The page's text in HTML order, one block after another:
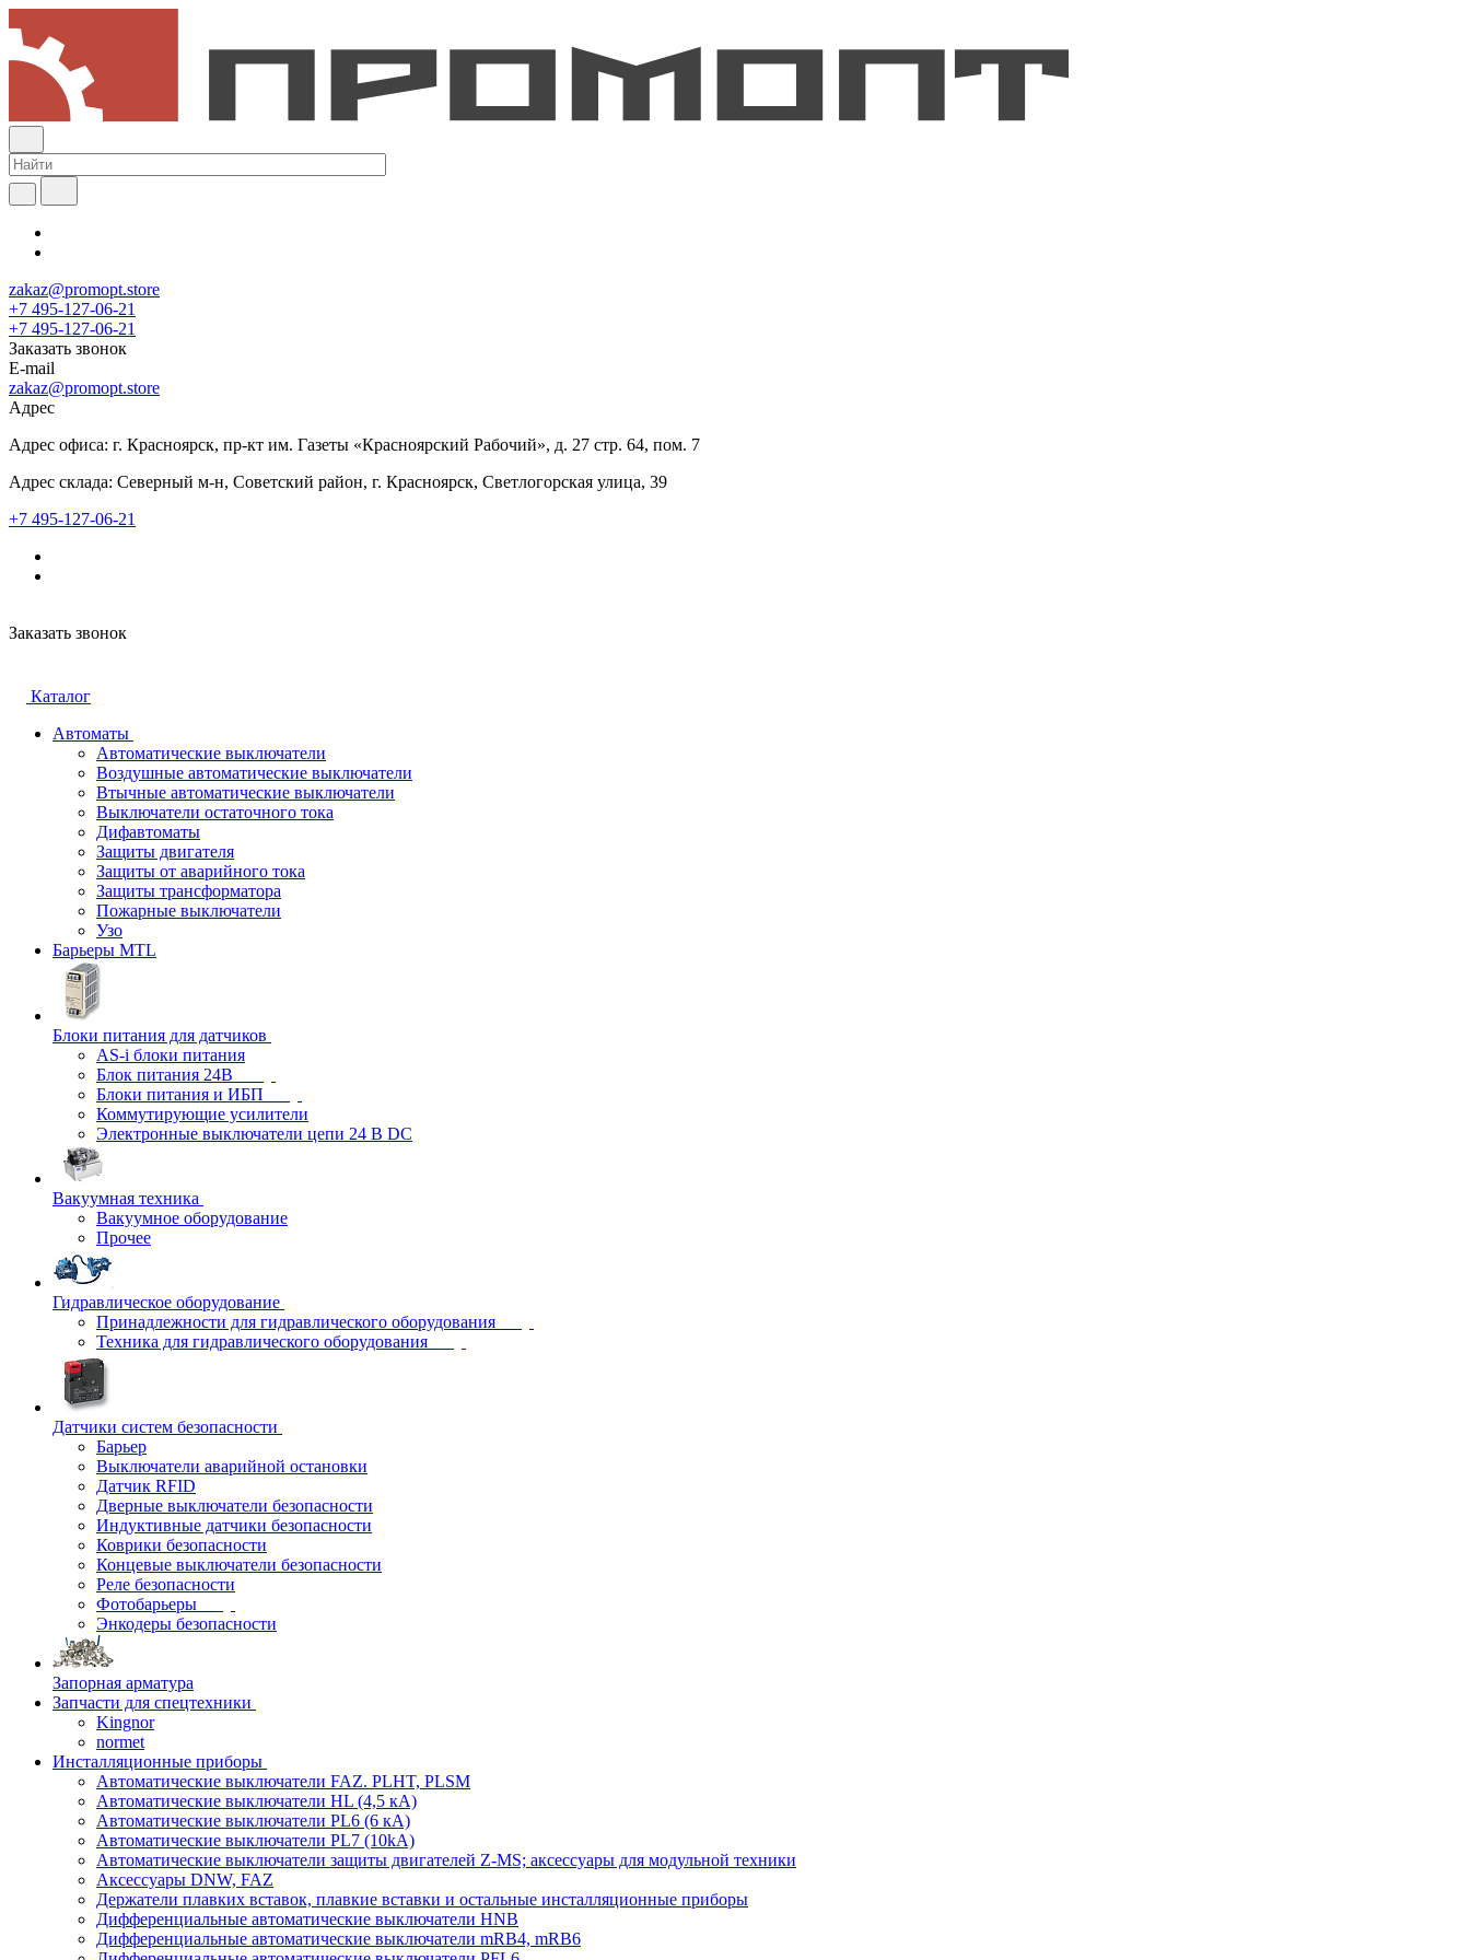
zakaz@promopt.store
+7 495-127-06-21
+7 495-127-06-21
Заказать звонок
E-mail
zakaz@promopt.store
Адрес
Адрес офиса: г. Красноярск, пр-кт им. Газеты «Красноярский Рабочий», д. 27 стр. 64, пом. 7
Адрес склада: Северный м-н, Советский район, г. Красноярск, Светлогорская улица, 39
+7 495-127-06-21
Заказать звонок
Каталог
Автоматы
Автоматические выключатели
Воздушные автоматические выключатели
Втычные автоматические выключатели
Выключатели остаточного тока
Дифавтоматы
Защиты двигателя
Защиты от аварийного тока
Защиты трансформатора
Пожарные выключатели
Узо
Барьеры MTL
Блоки питания для датчиков
AS-i блоки питания
Блок питания 24В
Блоки питания и ИБП
Коммутирующие усилители
Электронные выключатели цепи 24 В DC
Вакуумная техника
Вакуумное оборудование
Прочее
Гидравлическое оборудование
Принадлежности для гидравлического оборудования
Техника для гидравлического оборудования
Датчики систем безопасности
Барьер
Выключатели аварийной остановки
Датчик RFID
Дверные выключатели безопасности
Индуктивные датчики безопасности
Коврики безопасности
Концевые выключатели безопасности
Реле безопасности
Фотобарьеры
Энкодеры безопасности
Запорная арматура
Запчасти для спецтехники
Kingnor
normet
Инсталляционные приборы
Автоматические выключатели FAZ. PLHT, PLSM
Автоматические выключатели HL (4,5 кА)
Автоматические выключатели PL6 (6 кА)
Автоматические выключатели PL7 (10kA)
Автоматические выключатели защиты двигателей Z-MS; аксессуары для модульной техники
Аксессуары DNW, FAZ
Держатели плавких вставок, плавкие вставки и остальные инсталляционные приборы
Дифференциальные автоматические выключатели HNB
Дифференциальные автоматические выключатели mRB4, mRB6